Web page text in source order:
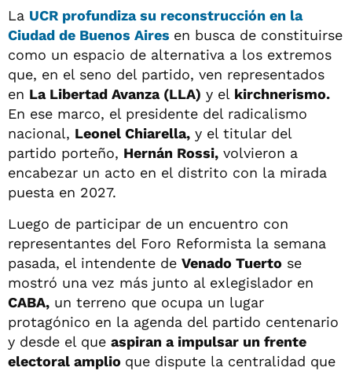
La UCR profundiza su reconstrucción en la
Ciudad de Buenos Aires en busca de constituirse
como un espacio de alternativa a los extremos
que, en el seno del partido, ven representados
en La Libertad Avanza (LLA) y el kirchnerismo.
En ese marco, el presidente del radicalismo
nacional, Leonel Chiarella, y el titular del
partido porteño, Hernán Rossi, volvieron a
encabezar un acto en el distrito con la mirada
puesta en 2027.
Luego de participar de un encuentro con
representantes del Foro Reformista la semana
pasada, el intendente de Venado Tuerto se
mostró una vez más junto al exlegislador en
CABA, un terreno que ocupa un lugar
protagónico en la agenda del partido centenario
y desde el que aspiran a impulsar un frente
electoral amplio que dispute la centralidad que